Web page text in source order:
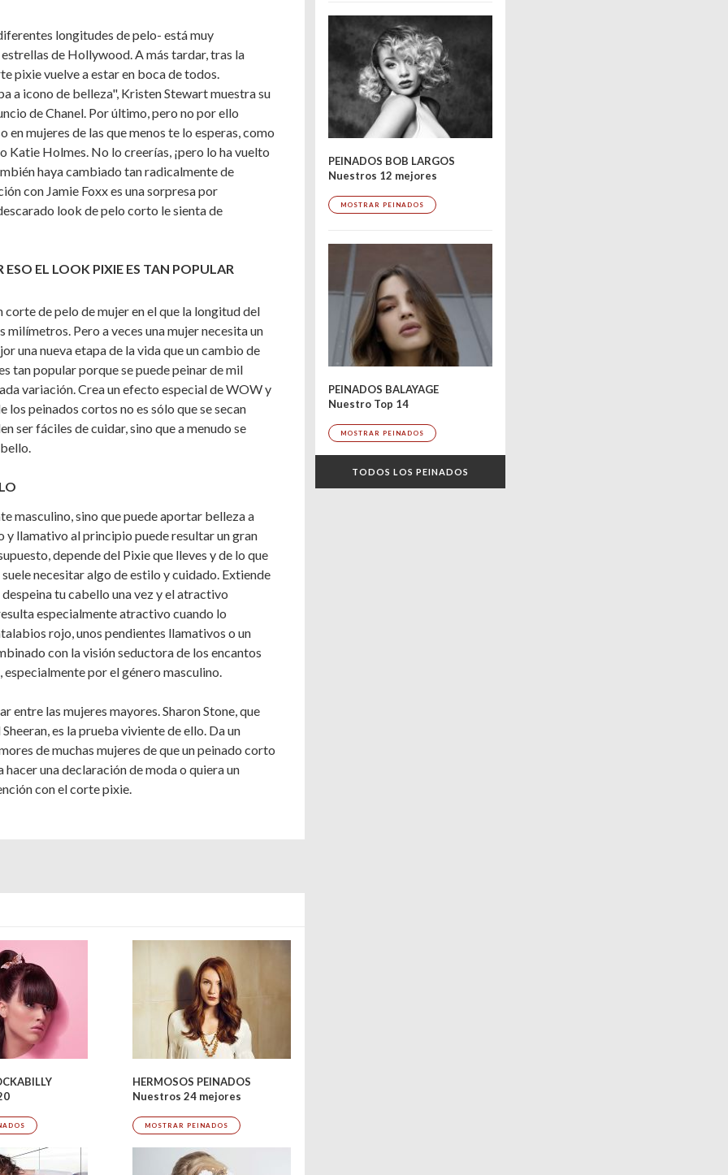
longitudes de pelo- está muy
de Hollywood. A más tardar, tras la
pixie vuelve a estar en boca de todos.
a icono de belleza", Kristen Stewart muestra su
de Chanel. Por último, pero no por ello
mujeres de las que menos te lo esperas, como
Katie Holmes. No lo creerías, ¡pero lo ha vuelto
haya cambiado tan radicalmente de
con Jamie Foxx es una sorpresa por
look de pelo corto le sienta de
EL LOOK PIXIE ES TAN POPULAR
de pelo de mujer en el que la longitud del
milímetros. Pero a veces una mujer necesita un
una nueva etapa de la vida que un cambio de
tan popular porque se puede peinar de mil
variación. Crea un efecto especial de WOW y
los peinados cortos no es sólo que se secan
ser fáciles de cuidar, sino que a menudo se
masculino, sino que puede aportar belleza a
y llamativo al principio puede resultar un gran
depende del Pixie que lleves y de lo que
necesitar algo de estilo y cuidado. Extiende
tu cabello una vez y el atractivo
especialmente atractivo cuando lo
rojo, unos pendientes llamativos o un
con la visión seductora de los encantos
por el género masculino.
entre las mujeres mayores. Sharon Stone, que
es la prueba viviente de ello. Da un
de muchas mujeres de que un peinado corto
una declaración de moda o quiera un
con el corte pixie.
HERMOSOS PEINADOS
Nuestros 24 mejores
MOSTRAR PEINADOS
PEINADOS BOB LARGOS
Nuestros 12 mejores
MOSTRAR PEINADOS
PEINADOS BALAYAGE
Nuestro Top 14
MOSTRAR PEINADOS
TODOS LOS PEINADOS